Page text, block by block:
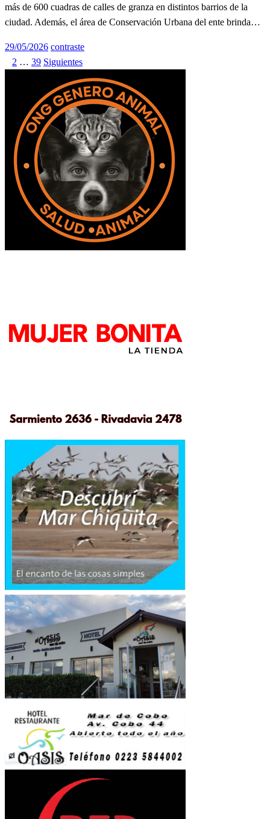
más de 600 cuadras de calles de granza en distintos barrios de la
ciudad. Además, el área de Conservación Urbana del ente brinda…
Publicado
29/05/2026 contraste
Paginación
entradas
2 … 39 Siguientes